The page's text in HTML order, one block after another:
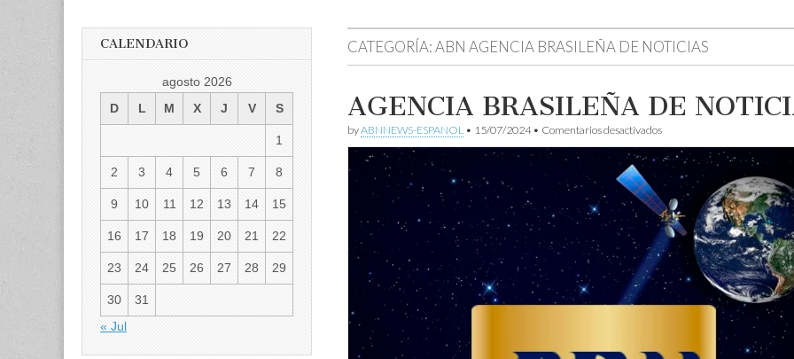
CATEGORÍA:ABN AGENCIA BRASILEÑA DE NOTICIAS
AGENCIA BRASILEÑA DE
byABNNEWS-ESPANOL • 15/07/2024• Comentarios desactivadosen
AGENCIA
BRASILEÑA
DE
NOTICIAS
CALENDARIO
agosto 2026
D
L M X J V S
1
2 3 4 5 6 7 8
9 10 11 12 13 14 15
16 17 18 19 20 21 22
23 24 25 26 27 28 29
30
31
« Jul